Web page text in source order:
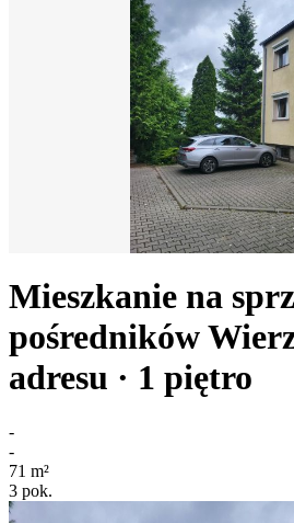
Mieszkanie na
pośredników
adresu · 1 piętro
-
-
71 m²
3 pok.